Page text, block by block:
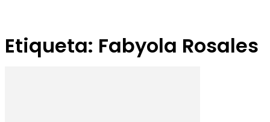
Etiqueta: Fabyola Rosales